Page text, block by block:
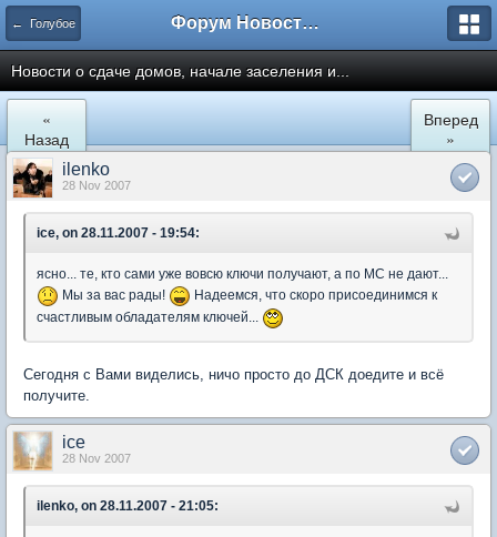
← Голубое Форум Новостройки
Новости о сдаче домов, начале заселения и...
«
Назад
Вперед
»
ilenko
28 Nov 2007
ice, on 28.11.2007 - 19:54:
ясно... те, кто сами уже вовсю ключи получают, а по МС не дают...
Мы за вас рады!
Надеемся, что скоро присоединимся к
счастливым обладателям ключей...
Сегодня с Вами виделись, ничо просто до ДСК доедите и всё
получите.
ice
28 Nov 2007
ilenko, on 28.11.2007 - 21:05: